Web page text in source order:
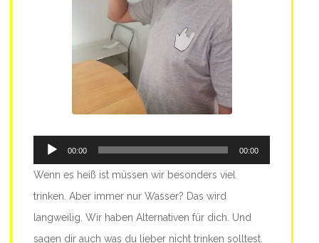
Audio-
Player
00:00 00:00
Wenn es heiß ist müssen wir besonders viel
trinken. Aber immer nur Wasser? Das wird
langweilig. Wir haben Alternativen für dich. Und
sagen dir auch was du lieber nicht trinken solltest.